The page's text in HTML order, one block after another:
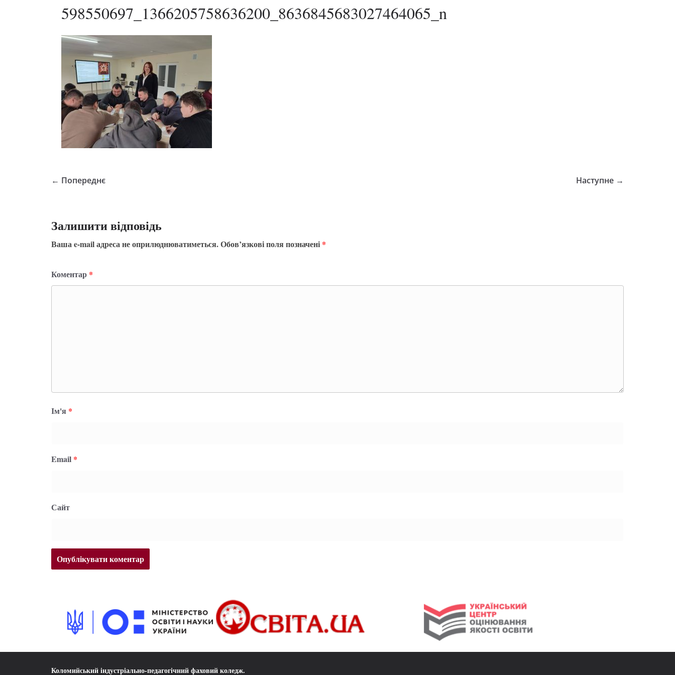
598550697_1366205758636200_8636845683027464065_n
← Попереднє Наступне →
Залишити відповідь
Ваша e-mail адреса не оприлюднюватиметься.Обов’язкові поля позначені *
Коментар *
Ім'я *
Email *
Сайт
Коломийський індустріально-педагогічний фаховий коледж.